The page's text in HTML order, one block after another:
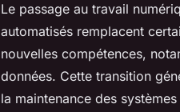
Le passage au travail
automatisés remplacent
nouvelles compétences,
données. Cette transition
la maintenance des